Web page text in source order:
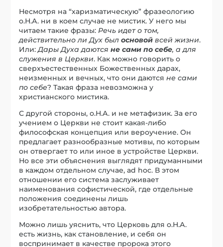
Несмотря на “харизматическую” фразеологию
о.Н.А. ни в коем случае не мистик. У него мы
читаем такие фразы:Речь идет о том,
действительно ли Дух былосновой всей жизни.
Или:Дары Духа даютсяне сами по себе, а для
служения в Церкви. Как можно говорить о
сверхъестественных Божественных дарах,
неизменных и вечных, что они даютсяне сами
по себе? Такая фраза невозможна у
христианского мистика.
С другой стороны, о.Н.А. и не метафизик. За его
учением о Церкви не стоит какая-либо
философская концепция или вероучение. Он
предлагает разнообразные мотивы, по которым
он отвергает то или иное в устройстве Церкви.
Но все эти объяснения выглядят придуманными
в каждом отдельном случае, ad hoc. В этом
отношении его система заслуживает
наименования софистической, где отдельные
положения соединены лишь
изобретательностью автора.
Можно лишь уяснить, что Церковь для о.Н.А.
есть жизнь, как становление, и себя он
воспринимает в качестве пророка этого